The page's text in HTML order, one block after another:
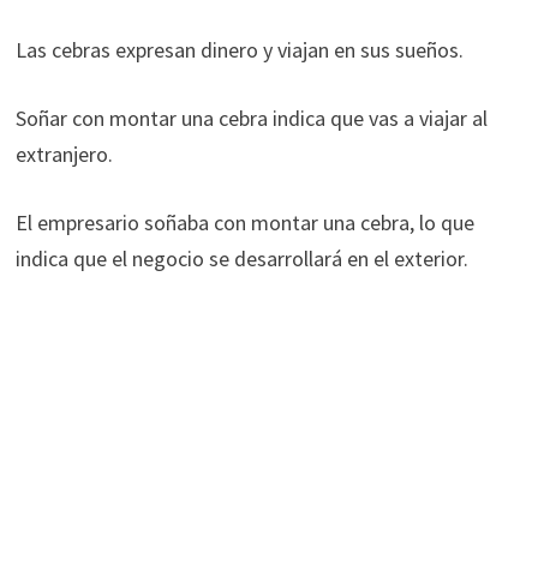
Las cebras expresan dinero y viajan en sus sueños.
Soñar con montar una cebra indica que vas a viajar al
extranjero.
El empresario soñaba con montar una cebra, lo que
indica que el negocio se desarrollará en el exterior.